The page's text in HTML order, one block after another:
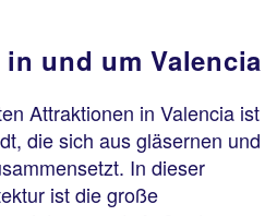
und um Valencia
Attraktionen in Valencia ist
die sich aus gläsernen und
In dieser
ist die große